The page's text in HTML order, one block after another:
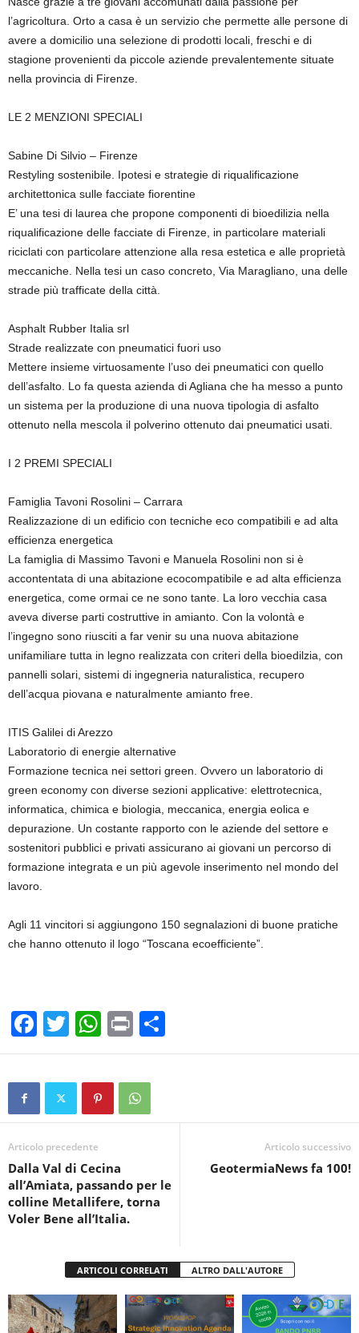
l’agricoltura. Orto a casa è un servizio che permette alle persone di
avere a domicilio una selezione di prodotti locali, freschi e di
stagione provenienti da piccole aziende prevalentemente situate
nella provincia di Firenze.
LE 2 MENZIONI SPECIALI
Sabine Di Silvio – Firenze
Restyling sostenibile. Ipotesi e strategie di riqualificazione
architettonica sulle facciate fiorentine
E’ una tesi di laurea che propone componenti di bioedilizia nella
riqualificazione delle facciate di Firenze, in particolare materiali
riciclati con particolare attenzione alla resa estetica e alle proprietà
meccaniche. Nella tesi un caso concreto, Via Maragliano, una delle
strade più trafficate della città.
Asphalt Rubber Italia srl
Strade realizzate con pneumatici fuori uso
Mettere insieme virtuosamente l’uso dei pneumatici con quello
dell’asfalto. Lo fa questa azienda di Agliana che ha messo a punto
un sistema per la produzione di una nuova tipologia di asfalto
ottenuto nella mescola il polverino ottenuto dai pneumatici usati.
I 2 PREMI SPECIALI
Famiglia Tavoni Rosolini – Carrara
Realizzazione di un edificio con tecniche eco compatibili e ad alta
efficienza energetica
La famiglia di Massimo Tavoni e Manuela Rosolini non si è
accontentata di una abitazione ecocompatibile e ad alta efficienza
energetica, come ormai ce ne sono tante. La loro vecchia casa
aveva diverse parti costruttive in amianto. Con la volontà e
l’ingegno sono riusciti a far venir su una nuova abitazione
unifamiliare tutta in legno realizzata con criteri della bioedilzia, con
pannelli solari, sistemi di ingegneria naturalistica, recupero
dell’acqua piovana e naturalmente amianto free.
ITIS Galilei di Arezzo
Laboratorio di energie alternative
Formazione tecnica nei settori green. Ovvero un laboratorio di
green economy con diverse sezioni applicative: elettrotecnica,
informatica, chimica e biologia, meccanica, energia eolica e
depurazione. Un costante rapporto con le aziende del settore e
sostenitori pubblici e privati assicurano ai giovani un percorso di
formazione integrata e un più agevole inserimento nel mondo del
lavoro.
Agli 11 vincitori si aggiungono 150 segnalazioni di buone pratiche
che hanno ottenuto il logo “Toscana ecoefficiente”.
F
a
c
b
o
o
k
T
wi
tt
W
h
at
s
A
p
Pr
in
t
o
vi
Articolo precedente
Dalla Val di Cecina
all’Amiata, passando per le
colline Metallifere, torna
Voler Bene all’Italia.
Articolo successivo
GeotermiaNews fa 100!
ARTICOLI CORRELATI ALTRO DALL'AUTORE